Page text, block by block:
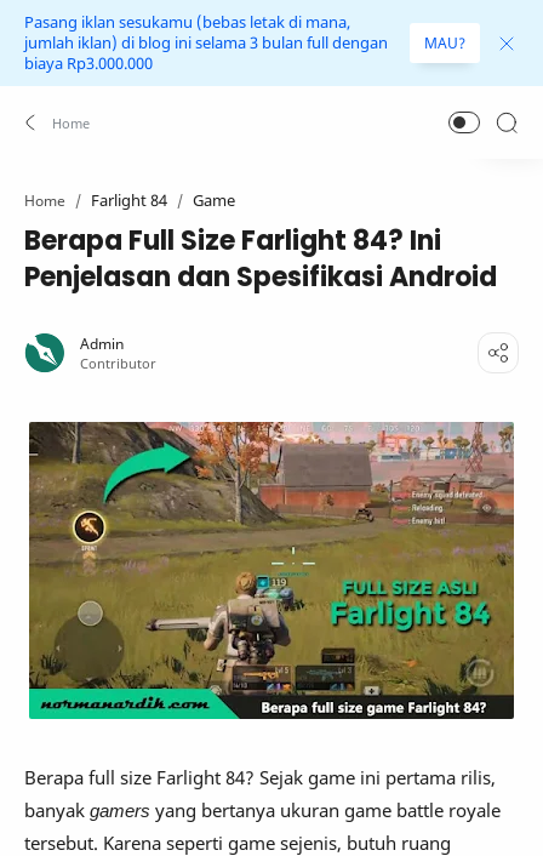
Pasang iklan sesukamu (bebas letak di mana,
jumlah iklan) di blog ini selama 3 bulan full dengan
biaya Rp3.000.000
MAU?
Home Farlight 84 Game
Berapa Full Size Farlight 84? Ini
Penjelasan dan Spesifikasi Android
Berapa full size Farlight 84? Sejak game ini pertama rilis,
banyak gamers yang bertanya ukuran game battle royale
tersebut. Karena seperti game sejenis, butuh ruang